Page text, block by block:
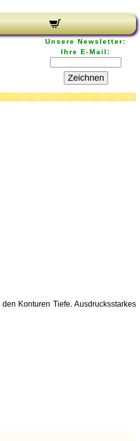
Unsere Newsletter:
Ihre E-Mail:
Zeichnen
Konturen Tiefe. Ausdrucksstarkes